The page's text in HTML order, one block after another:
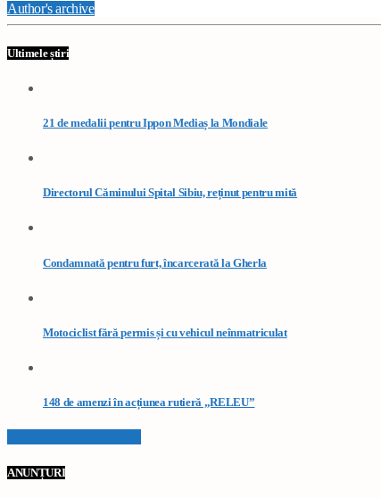
Author's archive
Ultimele știri
21 de medalii pentru Ippon Mediaș la Mondiale
Directorul Căminului Spital Sibiu, reținut pentru mită
Condamnată pentru furt, încarcerată la Gherla
Motociclist fără permis și cu vehicul neînmatriculat
148 de amenzi în acțiunea rutieră „RELEU”
ANUNȚURI